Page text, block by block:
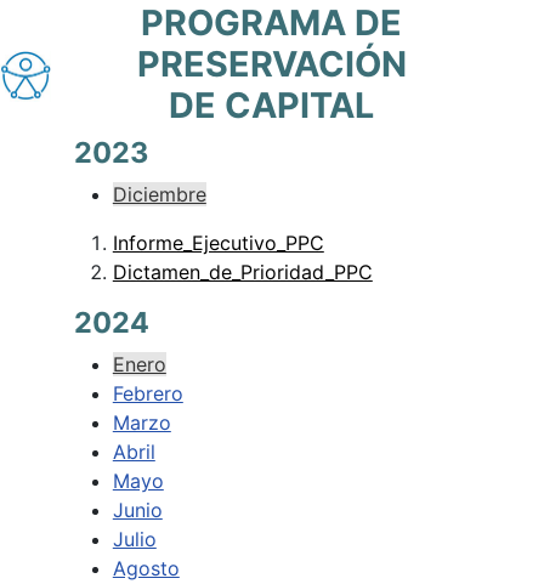
PROGRAMA DE
PRESERVACIÓN
DE CAPITAL
2023
Diciembre
Informe_Ejecutivo_PPC
Dictamen_de_Prioridad_PPC
2024
Enero
Febrero
Marzo
Abril
Mayo
Junio
Julio
Agosto